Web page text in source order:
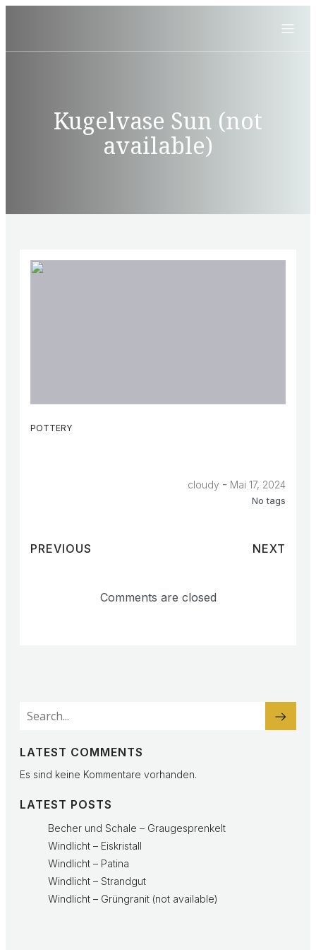
Kugelvase Sun (not
available)
POTTERY
cloudy - Mai 17, 2024
No tags
PREVIOUS NEXT
Comments are closed
LATEST COMMENTS
Es sind keine Kommentare vorhanden.
LATEST POSTS
Becher und Schale – Graugesprenkelt
Windlicht – Eiskristall
Windlicht – Patina
Windlicht – Strandgut
Windlicht – Grüngranit (not available)